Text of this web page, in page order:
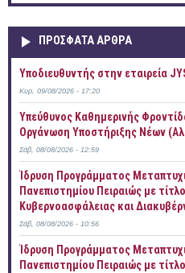
ΠΡOΣΦΑΤΑ AΡΘΡΑ
Υποδιευθυντής στην εταιρεία
Κυρ, 09/08/2026 - 17:20
Yπεύθυνος Καθημερινής
Οργάνωση Υποστήριξης Νέων
Σάβ, 08/08/2026 - 12:59
Ίδρυση Προγράμματος
Πανεπιστημίου Πειραιώς με
Κυβερνοασφάλειας και
Σάβ, 08/08/2026 - 10:56
Ίδρυση Προγράμματος
Πανεπιστημίου Πειραιώς με